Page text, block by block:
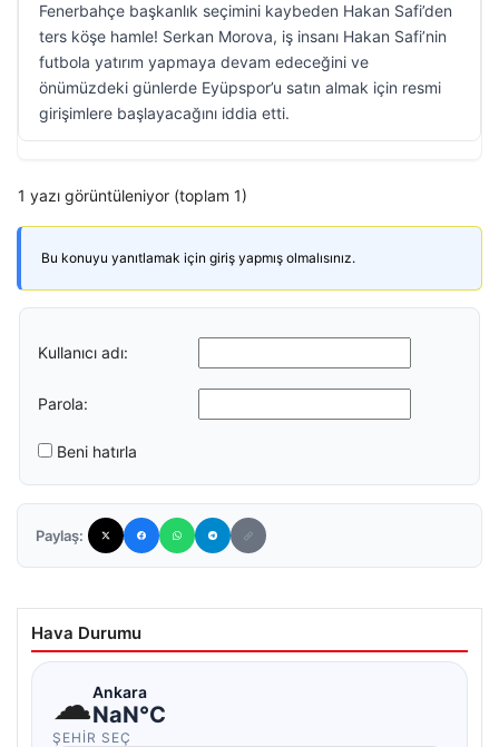
Fenerbahçe başkanlık seçimini kaybeden Hakan Safi’den
ters köşe hamle! Serkan Morova, iş insanı Hakan Safi’nin
futbola yatırım yapmaya devam edeceğini ve
önümüzdeki günlerde Eyüpspor’u satın almak için resmi
girişimlere başlayacağını iddia etti.
1 yazı görüntüleniyor (toplam 1)
Bu konuyu yanıtlamak için giriş yapmış olmalısınız.
Kullanıcı adı:
Parola:
Beni hatırla
Paylaş:
Hava Durumu
☁Ankara
NaN°C
ŞEHIR SEÇ